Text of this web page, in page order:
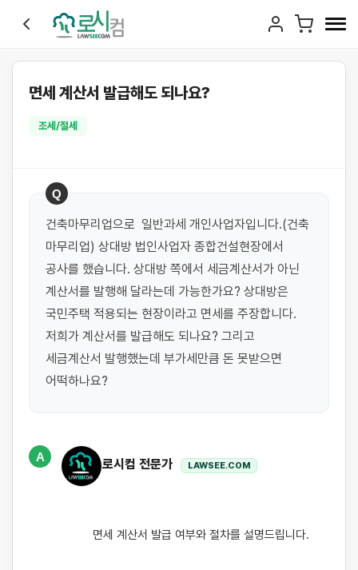
면세 계산서 발급해도 되나요?
조세/절세
Q
건축마무리업으로  일반과세 개인사업자입니다.(건축
마무리업) 상대방 법인사업자 종합건설현장에서
공사를 했습니다. 상대방 쪽에서 세금계산서가 아닌
계산서를 발행해 달라는데 가능한가요? 상대방은
국민주택 적용되는 현장이라고 면세를 주장합니다.
저희가 계산서를 발급해도 되나요? 그리고
세금계산서 발행했는데 부가세만큼 돈 못받으면
어떡하나요?
A
로시컴 전문가 LAWSEE.COM